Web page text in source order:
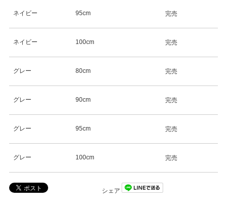
ネイビー 95cm 完売
ネイビー 100cm 完売
グレー 80cm 完売
グレー 90cm 完売
グレー 95cm 完売
グレー 100cm 完売
シェア